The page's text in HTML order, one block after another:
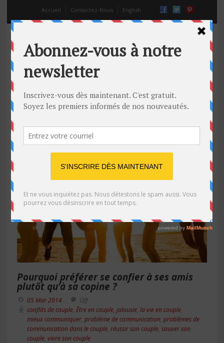
Accueil Contactez-Nous English
conflits de couple
Pourquoi préférer se confier à ses amis
plutôt qu’à sa copine ?
05 Mar 2014
Off
conflits de couple Être en couple jalousie la vie en couple
mieux communiquer problème de communication problèmes de
communication dans le couple réussir son couple sauver son
couple vivre son couple